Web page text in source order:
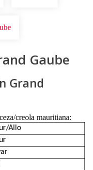
Gaube
Grand
creola mauritiana:
Allo